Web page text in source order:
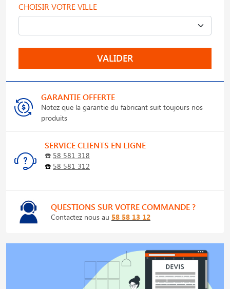
CHOISIR VOTRE VILLE
VALIDER
GARANTIE OFFERTE
Notez que la garantie du fabricant suit toujours nos
produits
SERVICE CLIENTS EN LIGNE
☎️ 58 581 318
☎️ 58 581 312
QUESTIONS SUR VOTRE COMMANDE ?
Contactez nous au 58 58 13 12